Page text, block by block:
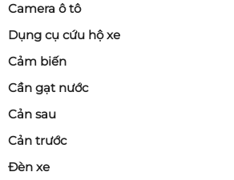
Camera ô tô
Dụng cụ cứu hộ xe
Cảm biến
Cần gạt nước
Cản sau
Cản trước
Đèn xe